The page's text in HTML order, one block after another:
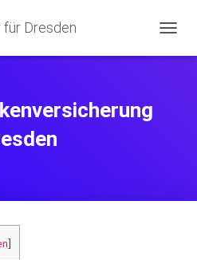
für Dresden
A
]